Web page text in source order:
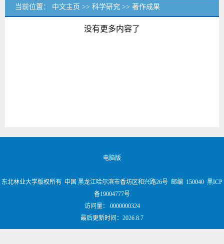
当前位置： 中文主页 >> 科学研究 >> 著作成果
没有更多内容了
电脑版
东北林业大学版权所有 中国 黑龙江哈尔滨市香坊区和兴路26号 邮编 150040 黑ICP
备19004777号
访问量： 0000000324
最后更新时间： 2026.8.7